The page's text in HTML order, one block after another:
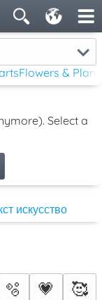
Flowers &
Select a
искусство
🫧 💗
🥰